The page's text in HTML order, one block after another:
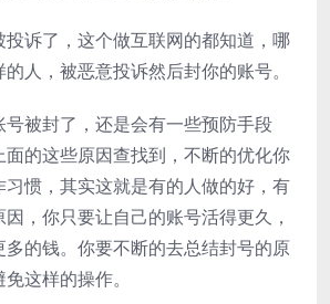
诉了，这个做互联网的都知道，哪
人，被恶意投诉然后封你的账号。
被封了，还是会有一些预防手段
面的这些原因查找到，不断的优化你
习惯，其实这就是有的人做的好，有
，你只要让自己的账号活得更久，
的钱。你要不断的去总结封号的原
这样的操作。